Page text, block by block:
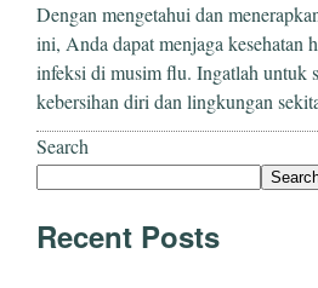
Dengan mengetahui dan
ini, Anda dapat menjaga kesehatan
infeksi di musim flu. Ingatlah untuk
kebersihan diri dan lingkungan
Search
Recent Posts